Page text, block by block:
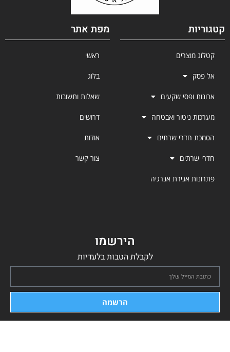
קטגוריות
קטלוג מוצרים
אל פסק
ארונות ופסי שקעים
מערכות ניטור ואבטחה
הסמכת חדרי שרתים
חדרי שרתים
פתרונות אגירת אנרגיה
מפת אתר
ראשי
בלוג
שאלות ותשובות
דרושים
אודות
צור קשר
הירשמו
לקבלת הטבות בלעדיות
הרשמה